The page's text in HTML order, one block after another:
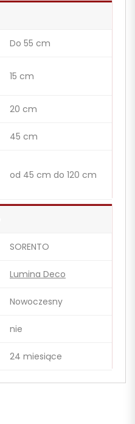
Do 55 cm
15 cm
20 cm
45 cm
od 45 cm do 120 cm
SORENTO
Lumina Deco
Nowoczesny
nie
24 miesiące